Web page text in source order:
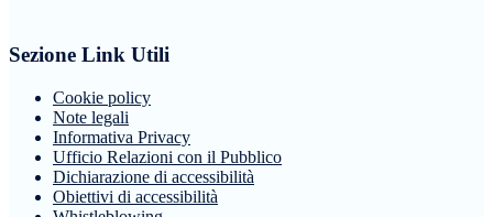
Sezione Link Utili
Cookie policy
Note legali
Informativa Privacy
Ufficio Relazioni con il Pubblico
Dichiarazione di accessibilità
Obiettivi di accessibilità